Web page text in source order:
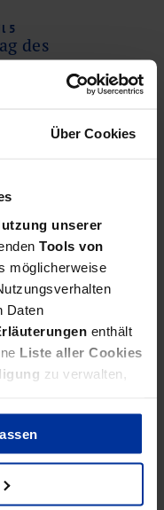
Über Cookies
unserer
Tools von
möglicherweise
Daten
enthält
Liste aller Cookies
zu verwalten,
5
des
nicht überhöht sind
6
und Gesellschaft
Prüfungen untersuchen,